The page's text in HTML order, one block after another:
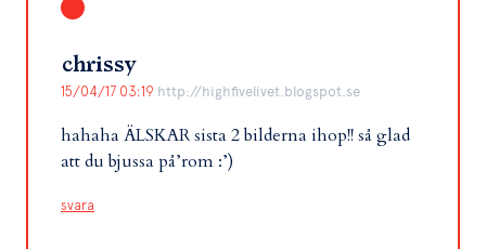
chrissy
15/04/17 03:19 http://highfivelivet.blogspot.se
hahaha ÄLSKAR sista 2 bilderna ihop!! så glad
att du bjussa på’rom :’)
svara